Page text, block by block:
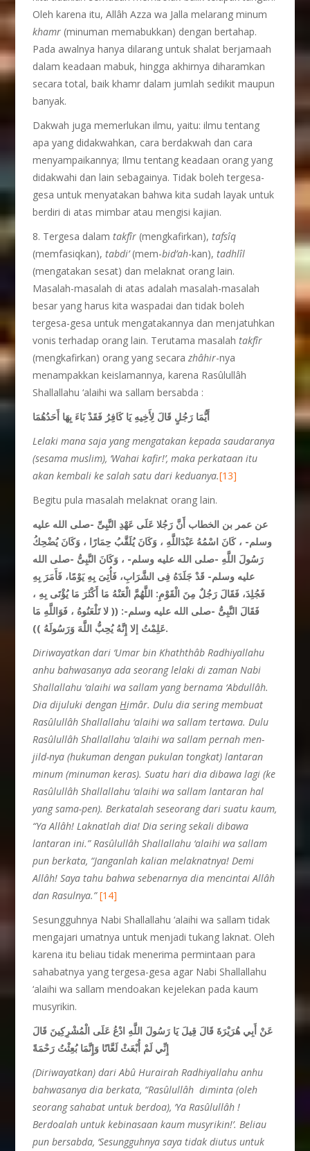
Oleh karena itu, Allâh Azza wa Jalla melarang minum
khamr (minuman memabukkan) dengan bertahap.
Pada awalnya hanya dilarang untuk shalat berjamaah
dalam keadaan mabuk, hingga akhirnya diharamkan
secara total, baik khamr dalam jumlah sedikit maupun
banyak.
Dakwah juga memerlukan ilmu, yaitu: ilmu tentang
apa yang didakwahkan, cara berdakwah dan cara
menyampaikannya; Ilmu tentang keadaan orang yang
didakwahi dan lain sebagainya. Tidak boleh tergesa-
gesa untuk menyatakan bahwa kita sudah layak untuk
berdiri di atas mimbar atau mengisi kajian.
8. Tergesa dalamtakfîr (mengkafirkan),tafsîq
(memfasiqkan),tabdi’(mem-bid’ah-kan),tadhlîl
(mengatakan sesat) dan melaknat orang lain.
Masalah-masalah di atas adalah masalah-masalah
besar yang harus kita waspadai dan tidak boleh
tergesa-gesa untuk mengatakannya dan menjatuhkan
vonis terhadap orang lain. Terutama masalahtakfîr
(mengkafirkan) orang yang secarazhâhir-nya
menampakkan keislamannya, karena Rasûlullâh
Shallallahu ‘alaihi wa sallam bersabda :
أَيُّمَا رَجُلٍ قَالَ لِأَخِيهِ يَا كَافِرُ فَقَدْ بَاءَ بِهَا أَحَدُهُمَا
Lelaki mana saja yang mengatakan kepada saudaranya
(sesama muslim), ‘Wahai kafir!’, maka perkataan itu
akan kembali ke salah satu dari keduanya.[13]
Begitu pula masalah melaknat orang lain.
عن عمر بن الخطاب أَنَّ رَجُلا عَلَى عَهْدِ النَّبِىِّ -صلى الله عليه
وسلم- ، كَانَ اسْمُهُ عَبْدَاللَّهِ ، وَكَانَ يُلَقَّبُ حِمَارًا ، وَكَانَ يُضْحِكُ
رَسُولَ اللَّهِ -صلى الله عليه وسلم- ، وَكَانَ النَّبِىُّ -صلى الله
عليه وسلم- قَدْ جَلَدَهُ فِى الشَّرَابِ، فَأُتِىَ بِهِ يَوْمًا، فَأَمَرَ بِهِ
فَجُلِدَ، فَقَالَ رَجُلٌ مِنَ الْقَوْمِ: اللَّهُمَّ الْعَنْهُ مَا أَكْثَرَ مَا يُؤْتَى بِهِ ،
فَقَالَ النَّبِىُّ -صلى الله عليه وسلم-: (( لا تَلْعَنُوهُ ، فَوَاللَّهِ مَا
عَلِمْتُ إلا إِنَّهُ يُحِبُّ اللَّهَ وَرَسُولَهُ )).
Diriwayatkan dari ‘Umar bin Khaththâb Radhiyallahu
anhu bahwasanya ada seorang lelaki di zaman Nabi
Shallallahu ‘alaihi wa sallam yang bernama ‘Abdullâh.
Dia dijuluki denganHimâr. Dulu dia sering membuat
Rasûlullâh Shallallahu ‘alaihi wa sallam tertawa. Dulu
Rasûlullâh Shallallahu ‘alaihi wa sallam pernah men-
jild-nya (hukuman dengan pukulan tongkat) lantaran
minum (minuman keras). Suatu hari dia dibawa lagi (ke
Rasûlullâh Shallallahu ‘alaihi wa sallam lantaran hal
yang sama-pen). Berkatalah seseorang dari suatu kaum,
“Ya Allâh! Laknatlah dia! Dia sering sekali dibawa
lantaran ini.” Rasûlullâh Shallallahu ‘alaihi wa sallam
pun berkata, “Janganlah kalian melaknatnya! Demi
Allâh! Saya tahu bahwa sebenarnya dia mencintai Allâh
dan Rasulnya.” [14]
Sesungguhnya Nabi Shallallahu ‘alaihi wa sallam tidak
mengajari umatnya untuk menjadi tukang laknat. Oleh
karena itu beliau tidak menerima permintaan para
sahabatnya yang tergesa-gesa agar Nabi Shallallahu
‘alaihi wa sallam mendoakan kejelekan pada kaum
musyrikin.
عَنْ أَبِي هُرَيْرَةَ قَالَ قِيلَ يَا رَسُولَ اللَّهِ ادْعُ عَلَى الْمُشْرِكِينَ قَالَ
إِنِّي لَمْ أُبْعَثْ لَعَّانًا وَإِنَّمَا بُعِثْتُ رَحْمَةً
(Diriwayatkan) dari Abû Hurairah Radhiyallahu anhu
bahwasanya dia berkata, “Rasûlullâh diminta (oleh
seorang sahabat untuk berdoa), ‘Ya Rasûlullâh !
Berdoalah untuk kebinasaan kaum musyrikin!’. Beliau
pun bersabda, ‘Sesungguhnya saya tidak diutus untuk